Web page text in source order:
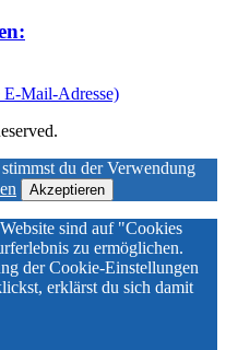
E-Mail-Adresse)
du der Verwendung
Akzeptieren
sind auf "Cookies
zu ermöglichen.
der Cookie-Einstellungen
erklärst du sich damit